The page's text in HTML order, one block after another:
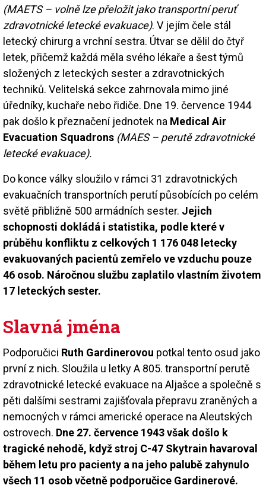
(MAETS – volně lze přeložit jako transportní peruť
zdravotnické letecké evakuace). V jejím čele stál
letecký chirurg a vrchní sestra. Útvar se dělil do čtyř
letek, přičemž každá měla svého lékaře a šest týmů
složených z leteckých sester a zdravotnických
techniků. Velitelská sekce zahrnovala mimo jiné
úředníky, kuchaře nebo řidiče. Dne 19. července 1944
pak došlo k přeznačení jednotek na Medical Air
Evacuation Squadrons (MAES – perutě zdravotnické
letecké evakuace).
Do konce války sloužilo v rámci 31 zdravotnických
evakuačních transportních perutí působících po celém
světě přibližně 500 armádních sester. Jejich
schopnosti dokládá i statistika, podle které v
průběhu konfliktu z celkových 1 176 048 letecky
evakuovaných pacientů zemřelo ve vzduchu pouze
46 osob. Náročnou službu zaplatilo vlastním životem
17 leteckých sester.
Slavná jména
Podporučici Ruth Gardinerovou potkal tento osud jako
první z nich. Sloužila u letky A 805. transportní perutě
zdravotnické letecké evakuace na Aljašce a společně s
pěti dalšími sestrami zajišťovala přepravu zraněných a
nemocných v rámci americké operace na Aleutských
ostrovech. Dne 27. července 1943 však došlo k
tragické nehodě, když stroj C-47 Skytrain havaroval
během letu pro pacienty a na jeho palubě zahynulo
všech 11 osob včetně podporučice Gardinerové.